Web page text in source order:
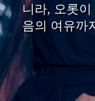
니라, 오롯
음의 여유까